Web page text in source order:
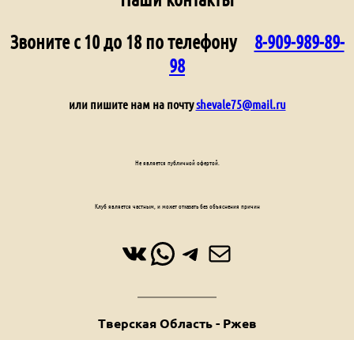
Звоните с 10 до 18 по телефону
8-909-989-89-
98
или пишите нам на почтуshevale75@mail.ru
ВКонтакте
WhatsApp
Telegram
Почта
Тверская Область - Ржев